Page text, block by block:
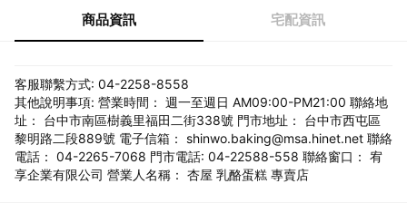
商品資訊 宅配資訊
客服聯繫方式: 04-2258-8558
其他說明事項: 營業時間： 週一至週日 AM09:00-PM21:00 聯絡地
址： 台中市南區樹義里福田二街338號 門市地址： 台中市西屯區
黎明路二段889號 電子信箱： shinwo.baking@msa.hinet.net 聯絡
電話： 04-2265-7068 門市電話: 04-22588-558 聯絡窗口： 宥
享企業有限公司 營業人名稱： 杏屋 乳酪蛋糕 專賣店